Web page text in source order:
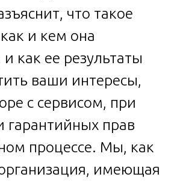
что такое
и кем она
как ее результаты
ваши интересы,
с сервисом, при
гарантийных прав
процессе. Мы, как
имеющая